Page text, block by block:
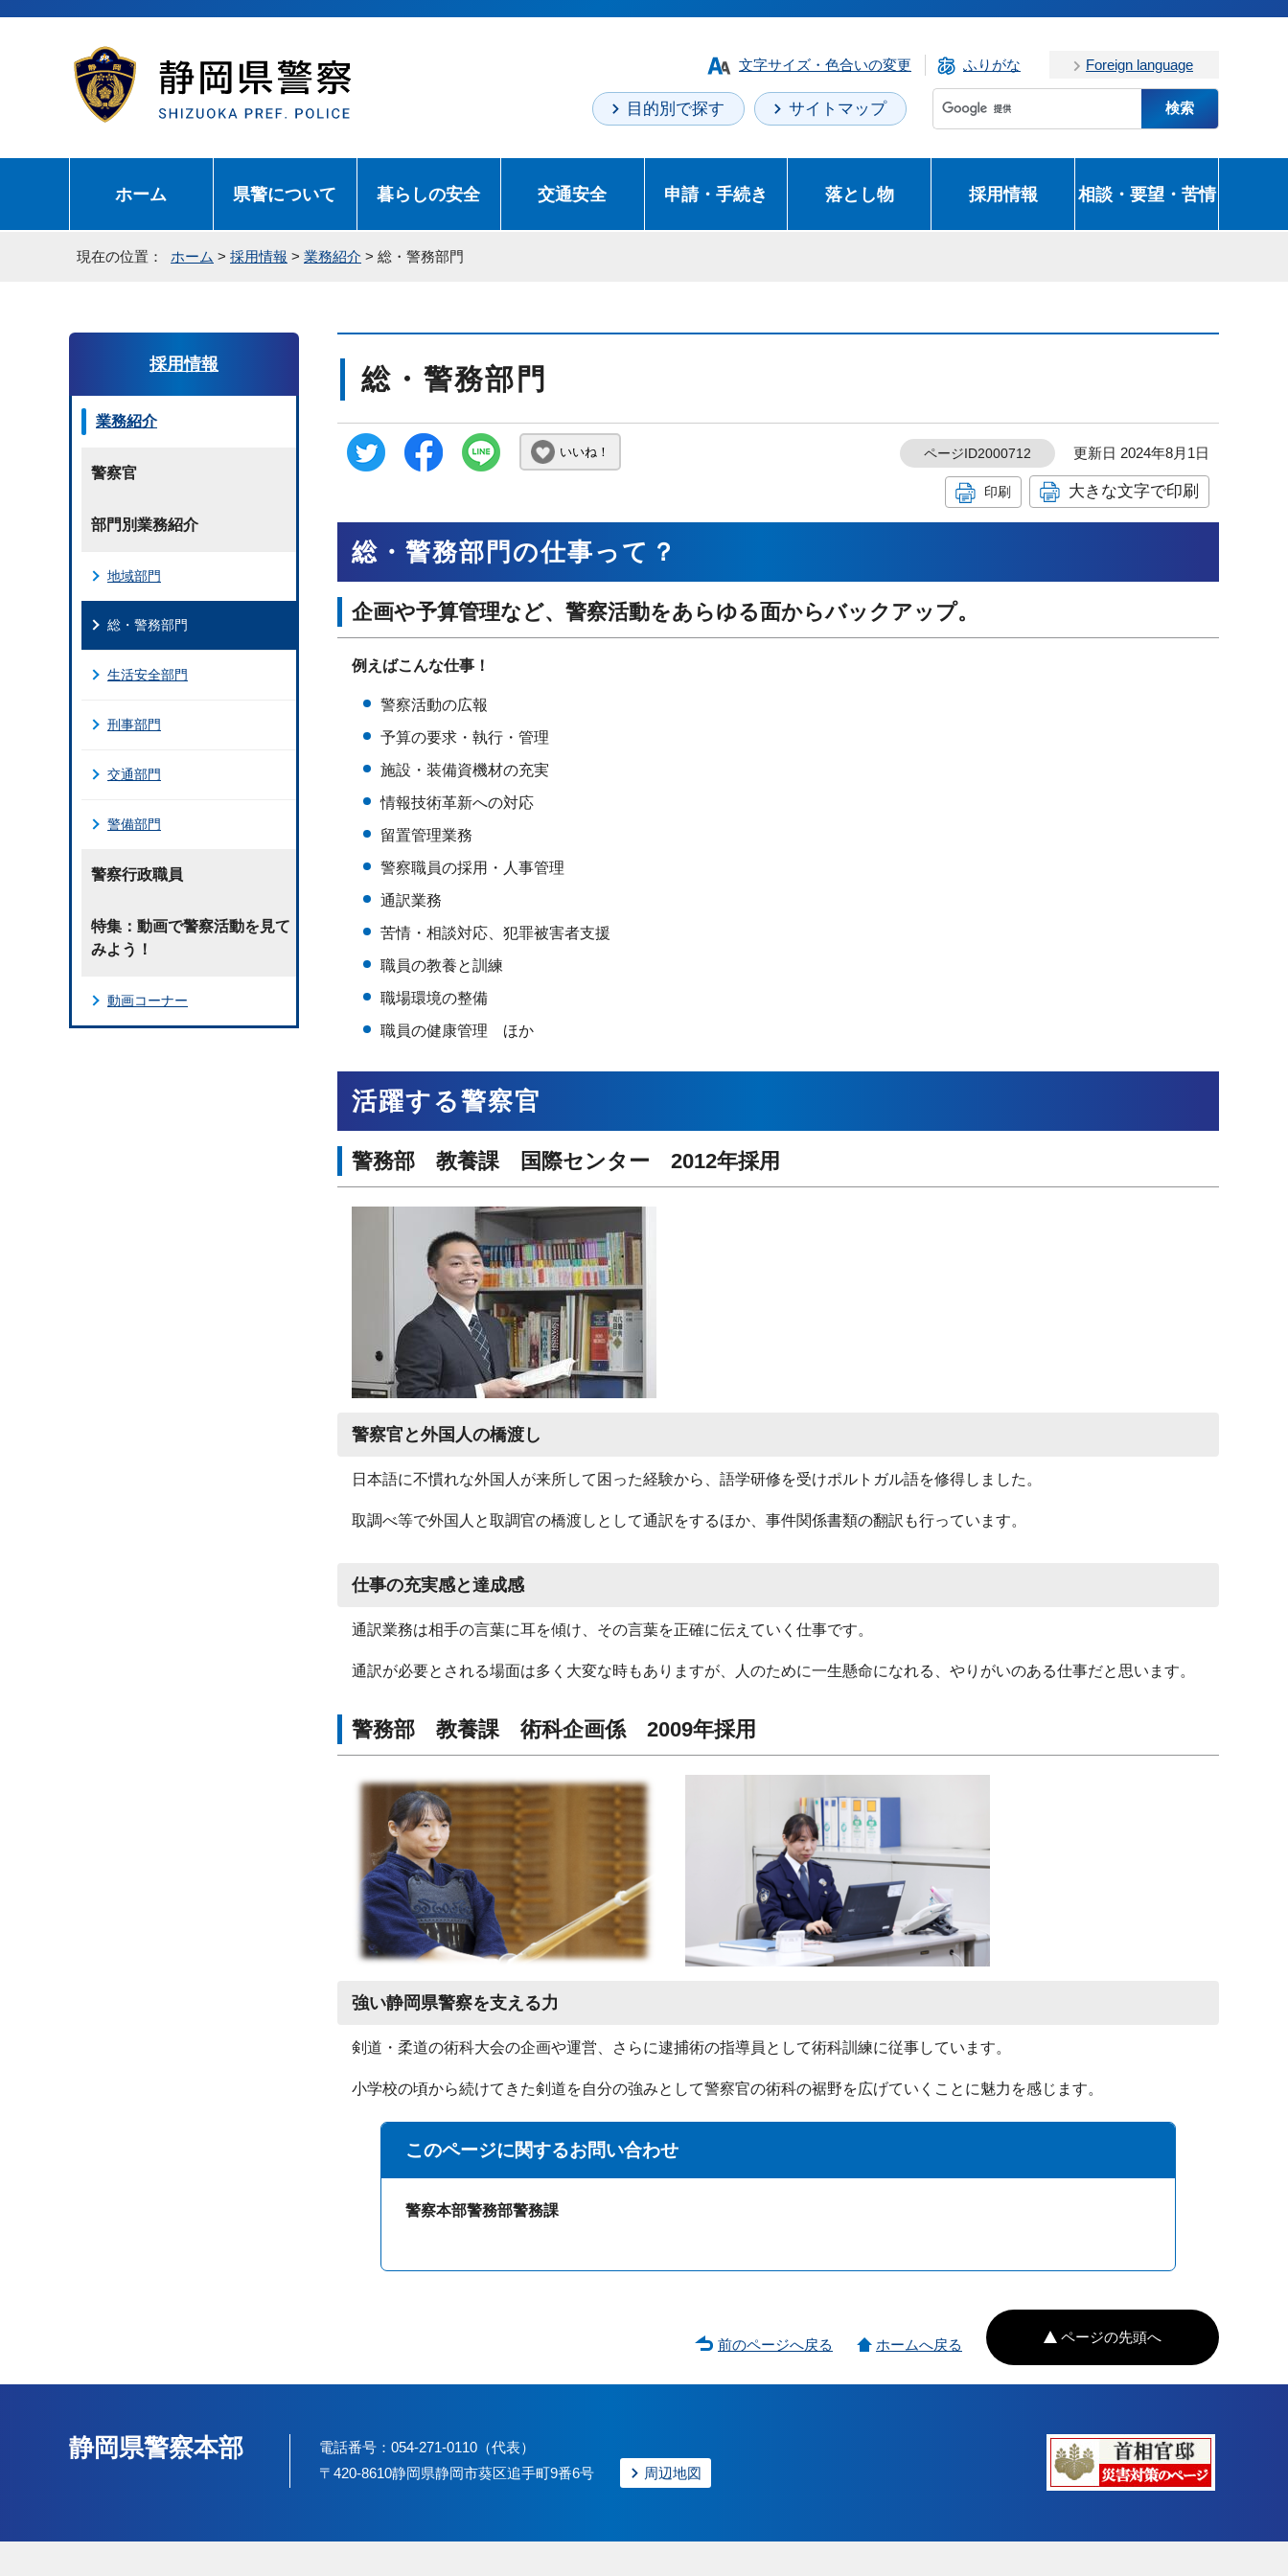
文字サイズ・色合いの変更 ふりがな Foreign language
目的別で探す サイトマップ
ホーム 県警について 暮らしの安全 交通安全 申請・手続き 落とし物 採用情報 相談・要望・苦情
現在の位置： ホーム > 採用情報 > 業務紹介 > 総・警務部門
総・警務部門
いいね！ ページID2000712 更新日 2024年8月1日
印刷 大きな文字で印刷
総・警務部門の仕事って？
企画や予算管理など、警察活動をあらゆる面からバックアップ。
例えばこんな仕事！
警察活動の広報
予算の要求・執行・管理
施設・装備資機材の充実
情報技術革新への対応
留置管理業務
警察職員の採用・人事管理
通訳業務
苦情・相談対応、犯罪被害者支援
職員の教養と訓練
職場環境の整備
職員の健康管理 ほか
活躍する警察官
警務部 教養課 国際センター 2012年採用
警察官と外国人の橋渡し
日本語に不慣れな外国人が来所して困った経験から、語学研修を受けポルトガル語を修得しました。
取調べ等で外国人と取調官の橋渡しとして通訳をするほか、事件関係書類の翻訳も行っています。
仕事の充実感と達成感
通訳業務は相手の言葉に耳を傾け、その言葉を正確に伝えていく仕事です。
通訳が必要とされる場面は多く大変な時もありますが、人のために一生懸命になれる、やりがいのある仕事だと思います。
警務部 教養課 術科企画係 2009年採用
強い静岡県警察を支える力
剣道・柔道の術科大会の企画や運営、さらに逮捕術の指導員として術科訓練に従事しています。
小学校の頃から続けてきた剣道を自分の強みとして警察官の術科の裾野を広げていくことに魅力を感じます。
このページに関するお問い合わせ
警察本部警務部警務課
採用情報
業務紹介
警察官
部門別業務紹介
地域部門
総・警務部門
生活安全部門
刑事部門
交通部門
警備部門
警察行政職員
特集：動画で警察活動を見て
みよう！
動画コーナー
ページの先頭へ
前のページへ戻る ホームへ戻る
静岡県警察本部
電話番号：054-271-0110（代表）
〒420-8610静岡県静岡市葵区追手町9番6号
周辺地図